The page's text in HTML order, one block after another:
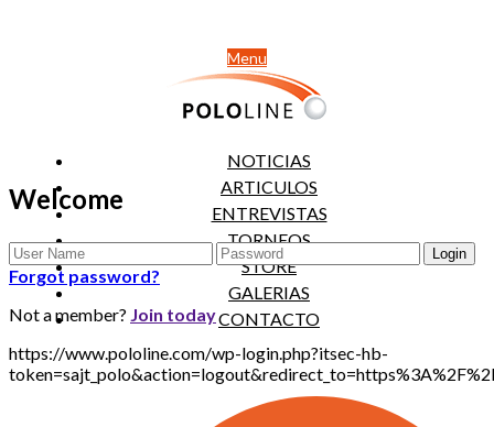
Menu
NOTICIAS
ARTICULOS
ENTREVISTAS
TORNEOS
STORE
GALERIAS
CONTACTO
Welcome
Forgot password?
Not a member? Join today
https://www.pololine.com/wp-login.php?itsec-hb-